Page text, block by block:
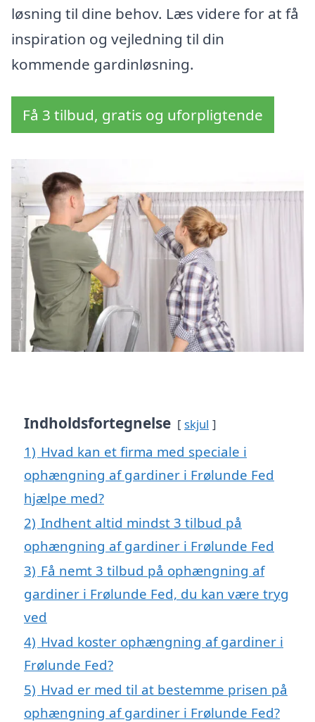
løsning til dine behov. Læs videre for at få
inspiration og vejledning til din
kommende gardinløsning.
Få 3 tilbud, gratis og uforpligtende
Indholdsfortegnelse skjul
1) Hvad kan et firma med speciale i
ophængning af gardiner i Frølunde Fed
hjælpe med?
2) Indhent altid mindst 3 tilbud på
ophængning af gardiner i Frølunde Fed
3) Få nemt 3 tilbud på ophængning af
gardiner i Frølunde Fed, du kan være tryg
ved
4) Hvad koster ophængning af gardiner i
Frølunde Fed?
5) Hvad er med til at bestemme prisen på
ophængning af gardiner i Frølunde Fed?